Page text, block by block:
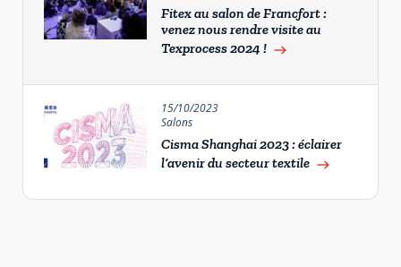
Fitex au salon de Francfort :
venez nous rendre visite au
Texprocess 2024 ! east
15/10/2023
Salons
Cisma Shanghai 2023 : éclairer
l’avenir du secteur textile east